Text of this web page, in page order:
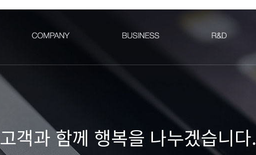
고객과 함께 행복을 나누겠습니다.